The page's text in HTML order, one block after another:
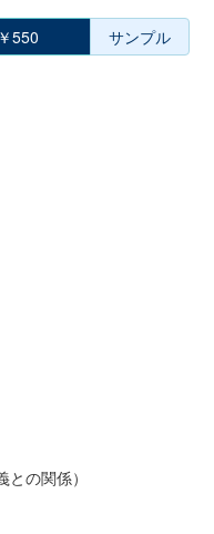
￥550 サンプル
の関係）